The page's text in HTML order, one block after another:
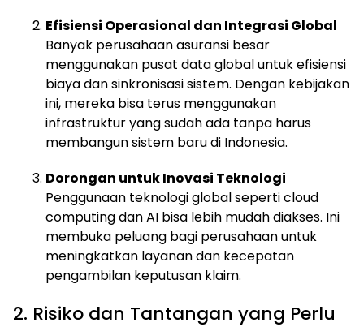
Efisiensi Operasional dan Integrasi Global
Banyak perusahaan asuransi besar
menggunakan pusat data global untuk efisiensi
biaya dan sinkronisasi sistem. Dengan kebijakan
ini, mereka bisa terus menggunakan
infrastruktur yang sudah ada tanpa harus
membangun sistem baru di Indonesia.
Dorongan untuk Inovasi Teknologi
Penggunaan teknologi global seperti cloud
computing dan AI bisa lebih mudah diakses. Ini
membuka peluang bagi perusahaan untuk
meningkatkan layanan dan kecepatan
pengambilan keputusan klaim.
2. Risiko dan Tantangan yang Perlu